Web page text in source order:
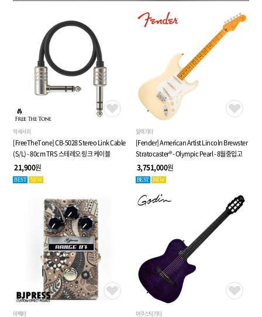
악세서리
[FreeTheTone] CB-5028 Stereo Link Cable
(S/L) - 80cm TRS 스테레오 링크 케이블
21,900원
BEST NEW
일렉기타
[Fender] American Artist Lincoln Brewster
Stratocaster® - Olympic Pearl - 8월중입고
3,751,000원
BEST NEW
이펙터 어쿠스틱기타